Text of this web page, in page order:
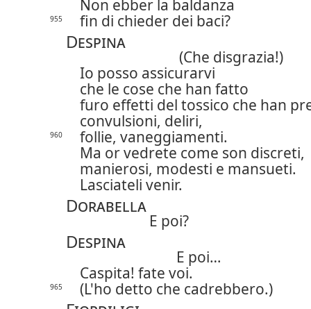
Non ebber la baldanza
955 fin di chieder dei baci?
Despina
(Che disgrazia!)
Io posso assicurarvi
che le cose che han fatto
furo effetti del tossico che han
convulsioni, deliri,
960
follie, vaneggiamenti.
Ma or vedrete come son discreti,
manierosi, modesti e mansueti.
Lasciateli venir.
Dorabella
E poi?
Despina
E poi…
Caspita! fate voi.
965 (L'ho detto che cadrebbero.)